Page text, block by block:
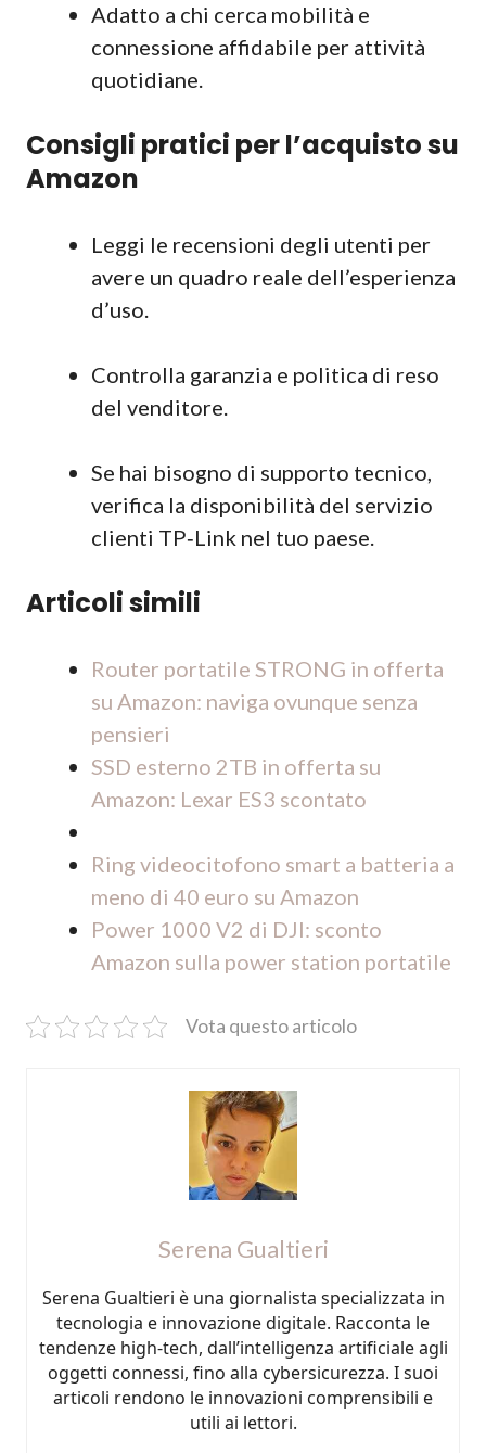
Adatto a chi cerca mobilità e
connessione affidabile per attività
quotidiane.
Consigli pratici per l’acquisto su
Amazon
Leggi le recensioni degli utenti per
avere un quadro reale dell’esperienza
d’uso.
Controlla garanzia e politica di reso
del venditore.
Se hai bisogno di supporto tecnico,
verifica la disponibilità del servizio
clienti TP‑Link nel tuo paese.
Articoli simili
Router portatile STRONG in offerta
su Amazon: naviga ovunque senza
pensieri
SSD esterno 2TB in offerta su
Amazon: Lexar ES3 scontato
Ring videocitofono smart a batteria a
meno di 40 euro su Amazon
Power 1000 V2 di DJI: sconto
Amazon sulla power station portatile
Vota questo articolo
Serena Gualtieri
Serena Gualtieri è una giornalista specializzata in
tecnologia e innovazione digitale. Racconta le
tendenze high-tech, dall’intelligenza artificiale agli
oggetti connessi, fino alla cybersicurezza. I suoi
articoli rendono le innovazioni comprensibili e
utili ai lettori.